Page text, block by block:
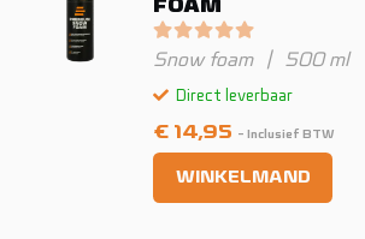
FOAM
Gewaardeerd0uit 5
Snow foam | 500 ml
Direct leverbaar
€ 14,95 - Inclusief BTW
WINKELMAND